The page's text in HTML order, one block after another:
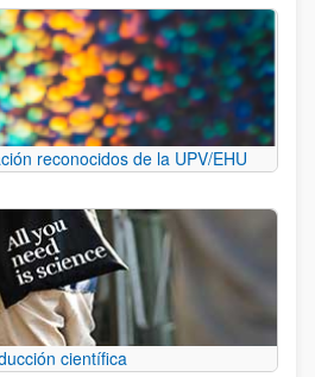
reconocidos de la UPV/EHU
científica